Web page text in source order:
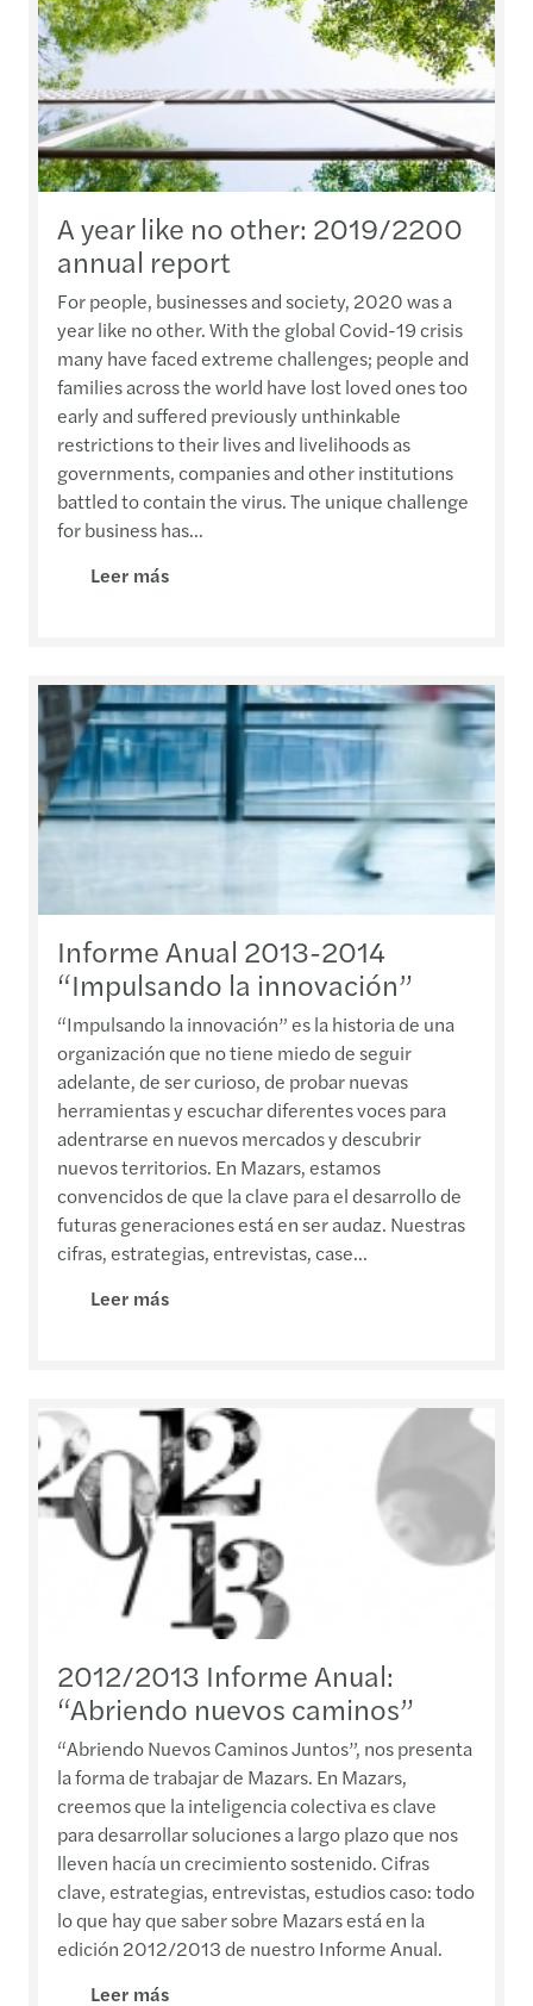
A year like no other: 2019/2200
annual report
For people, businesses and society, 2020 was a
year like no other. With the global Covid-19 crisis
many have faced extreme challenges; people and
families across the world have lost loved ones too
early and suffered previously unthinkable
restrictions to their lives and livelihoods as
governments, companies and other institutions
battled to contain the virus. The unique challenge
for business has...
Leer más
Informe Anual 2013-2014
“Impulsando la innovación”
“Impulsando la innovación” es la historia de una
organización que no tiene miedo de seguir
adelante, de ser curioso, de probar nuevas
herramientas y escuchar diferentes voces para
adentrarse en nuevos mercados y descubrir
nuevos territorios. En Mazars, estamos
convencidos de que la clave para el desarrollo de
futuras generaciones está en ser audaz. Nuestras
cifras, estrategias, entrevistas, case...
Leer más
2012/2013 Informe Anual:
“Abriendo nuevos caminos”
“Abriendo Nuevos Caminos Juntos”, nos presenta
la forma de trabajar de Mazars. En Mazars,
creemos que la inteligencia colectiva es clave
para desarrollar soluciones a largo plazo que nos
lleven hacía un crecimiento sostenido. Cifras
clave, estrategias, entrevistas, estudios caso: todo
lo que hay que saber sobre Mazars está en la
edición 2012/2013 de nuestro Informe Anual.
Leer más